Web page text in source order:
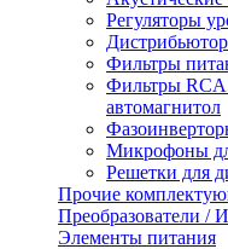
Регуляторы
Фильтры
Фильтры
автомагнитол
Микрофоны
Решетки для
Прочие
Преобразователи /
Элементы питания